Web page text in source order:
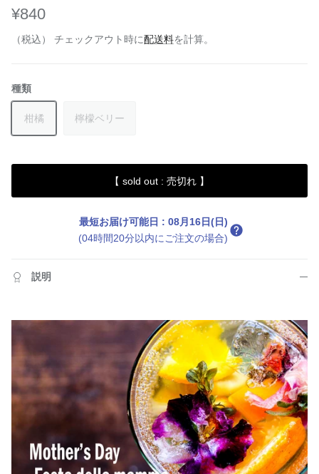
¥840
（税込） チェックアウト時に配送料を計算。
種類
柑橘 檸檬ベリー
【 sold out : 売切れ 】
最短お届け可能日 : 08月16日(日)
(04時間20分以内にご注文の場合)
説明